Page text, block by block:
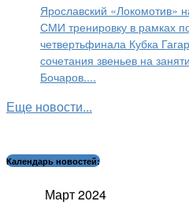
Ярославский «Локомотив»
СМИ тренировку в рамках
четвертьфинала Кубка
сочетания звеньев на
Бочаров....
Еще новости...
Календарь новостей:
Март 2024